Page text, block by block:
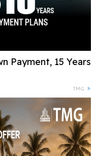
Payment, 15 Years
TMG